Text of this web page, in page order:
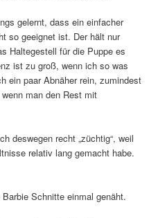
gelernt, dass ein einfacher
so geeignet ist. Der hält nur
Haltegestell für die Puppe es
ist zu groß, wenn ich so was
ein paar Abnäher rein, zumindest
man den Rest mit
deswegen recht „züchtig“, weil
relativ lang gemacht habe.
Schnitte einmal genäht.